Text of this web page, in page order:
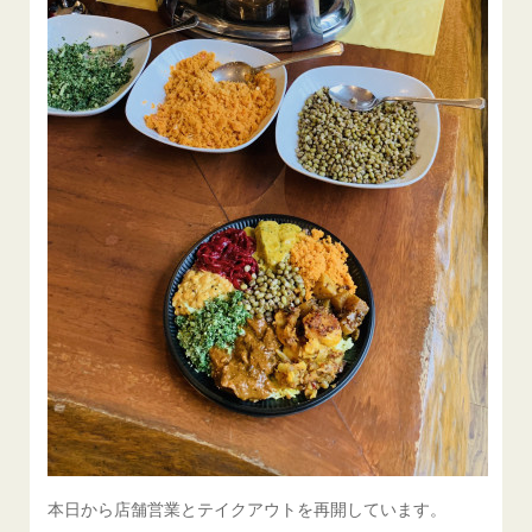
本日から店舗営業とテイクアウトを再開しています。